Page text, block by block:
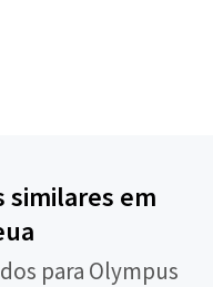
similares em
para Olympus